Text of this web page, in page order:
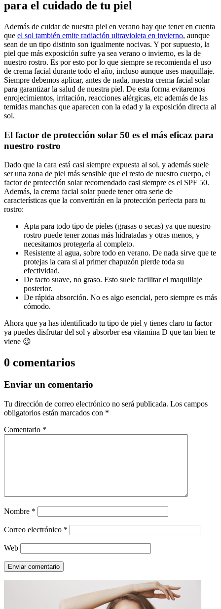
para el cuidado de tu piel
Además de cuidar de nuestra piel en verano hay que tener en cuenta
que el sol también emite radiación ultravioleta en invierno, aunque
sean de un tipo distinto son igualmente nocivas. Y por supuesto, la
piel que más exposición sufre ya sea verano o invierno, es la de
nuestro rostro. Es por esto por lo que siempre se recomienda el uso
de crema facial durante todo el año, incluso aunque uses maquillaje.
Siempre debemos aplicar, antes de nada, nuestra crema facial solar
para garantizar la salud de nuestra piel. De esta forma evitaremos
enrojecimientos, irritación, reacciones alérgicas, etc además de las
temidas manchas que aparecen con la edad y la exposición directa al
sol.
El factor de protección solar 50 es el más eficaz para
nuestro rostro
Dado que la cara está casi siempre expuesta al sol, y además suele
ser una zona de piel más sensible que el resto de nuestro cuerpo, el
factor de protección solar recomendado casi siempre es el SPF 50.
Además, la crema facial solar puede tener otra serie de
características que la convertirán en la protección perfecta para tu
rostro:
Apta para todo tipo de pieles (grasas o secas) ya que nuestro
rostro puede tener zonas más hidratadas y otras menos, y
necesitamos protegerla al completo.
Resistente al agua, sobre todo en verano. De nada sirve que te
protejas la cara si al primer chapuzón pierde toda su
efectividad.
De tacto suave, no graso. Esto suele facilitar el maquillaje
posterior.
De rápida absorción. No es algo esencial, pero siempre es más
cómodo.
Ahora que ya has identificado tu tipo de piel y tienes claro tu factor
ya puedes disfrutar del sol y absorber esa vitamina D que tan bien te
viene 😉
0 comentarios
Enviar un comentario
Tu dirección de correo electrónico no será publicada. Los campos
obligatorios están marcados con *
Comentario *
Nombre *
Correo electrónico *
Web
Enviar comentario